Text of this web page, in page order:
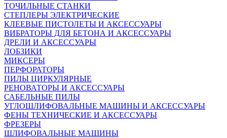
ТОЧИЛЬНЫЕ СТАНКИ
СТЕПЛЕРЫ ЭЛЕКТРИЧЕСКИЕ
КЛЕЕВЫЕ ПИСТОЛЕТЫ И АКСЕССУАРЫ
ВИБРАТОРЫ ДЛЯ БЕТОНА И АКСЕССУАРЫ
ДРЕЛИ И АКСЕССУАРЫ
ЛОБЗИКИ
МИКСЕРЫ
ПЕРФОРАТОРЫ
ПИЛЫ ЦИРКУЛЯРНЫЕ
РЕНОВАТОРЫ И АКСЕССУАРЫ
САБЕЛЬНЫЕ ПИЛЫ
УГЛОШЛИФОВАЛЬНЫЕ МАШИНЫ И АКСЕССУАРЫ
ФЕНЫ ТЕХНИЧЕСКИЕ И АКСЕССУАРЫ
ФРЕЗЕРЫ
ШЛИФОВАЛЬНЫЕ МАШИНЫ